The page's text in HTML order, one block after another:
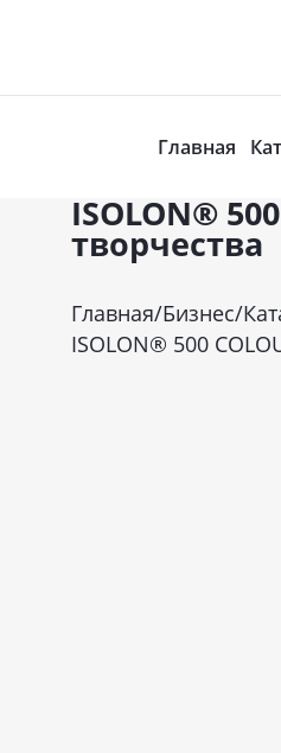
Главная
ISOLON®
творчества
Главная/Бизнес/
ISOLON® 500